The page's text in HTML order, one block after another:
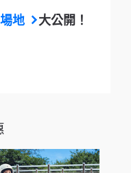
地 大公開！
項之規範；如不願同意
活動。
30 日止（下稱「活動
並填妥繳回試乘問卷者